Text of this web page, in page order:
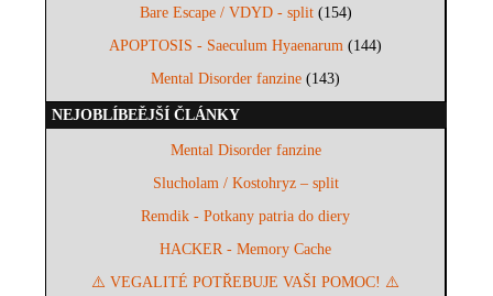
Bare Escape / VDYD - split(154)
APOPTOSIS - Saeculum Hyaenarum (144)
Mental Disorder fanzine (143)
NEJOBLÍBEĚJŠÍ ČLÁNKY
Mental Disorder fanzine
Slucholam / Kostohryz – split
Remdik - Potkany patria do diery
HACKER - Memory Cache
⚠️ VEGALITÉ POTŘEBUJE VAŠI POMOC! ⚠️